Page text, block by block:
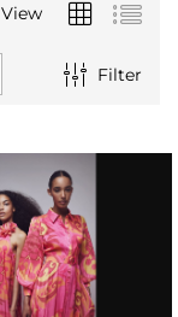
View
Filter